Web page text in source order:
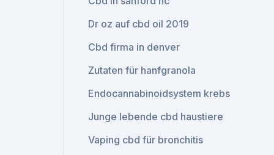
Dr oz auf cbd oil 2019
Cbd firma in denver
Zutaten für hanfgranola
Endocannabinoidsystem krebs
Junge lebende cbd haustiere
Vaping cbd für bronchitis